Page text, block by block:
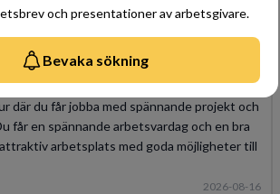
och presentationer av arbetsgivare.
Bevaka sökning
IT/OT
Luleå, Trollhättan
IT/OT hos oss blir du en del av Sveriges
där du får jobba med spännande projekt och
får en spännande arbetsvardag och en bra
arbetsplats med goda möjligheter till
2026-08-16